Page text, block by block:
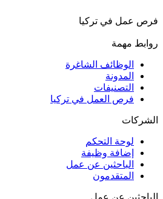
فرص عمل في تركيا
روابط مهمة
الوظائف الشاغرة
المدونة
التصنيفات
فرص العمل في تركيا
الشركات
لوحة التحكم
إضافة وظيفة
الباحثين عن عمل
المتقدمون
الباحثين عن عمل